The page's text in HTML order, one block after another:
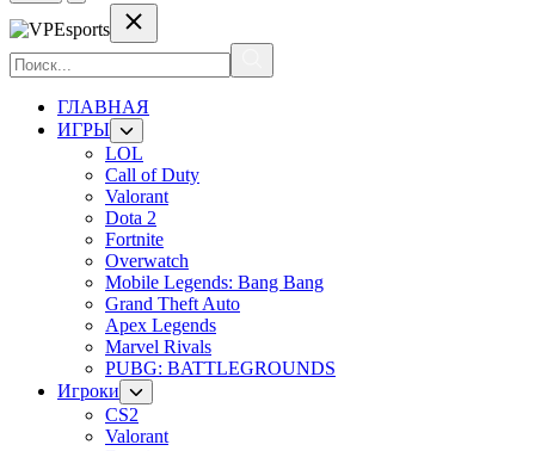
ГЛАВНАЯ
ИГРЫ
LOL
Call of Duty
Valorant
Dota 2
Fortnite
Overwatch
Mobile Legends: Bang Bang
Grand Theft Auto
Apex Legends
Marvel Rivals
PUBG: BATTLEGROUNDS
Игроки
CS2
Valorant